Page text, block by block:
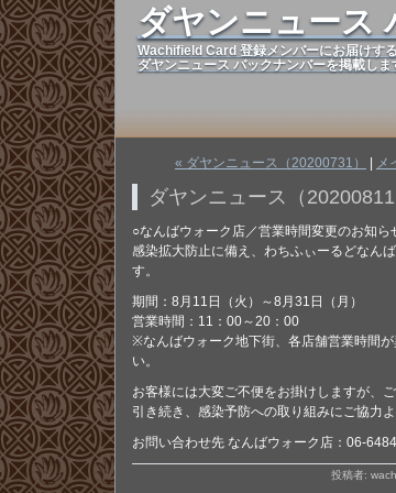
ダヤンニュース
Wachifield Card 登録メンバーにお届けする
ダヤンニュース バックナンバーを掲載しま
« ダヤンニュース（20200731） メ
ダヤンニュース（20200811
○なんばウォーク店／営業時間変更のお知ら
感染拡大防止に備え、わちふぃーるどなん
す。
期間：8月11日（火）～8月31日（月）
営業時間：11：00～20：00
※なんばウォーク地下街、各店舗営業時間
い。
お客様には大変ご不便をお掛けしますが、
引き続き、感染予防への取り組みにご協力
お問い合わせ先 なんばウォーク店：06-
投稿者: